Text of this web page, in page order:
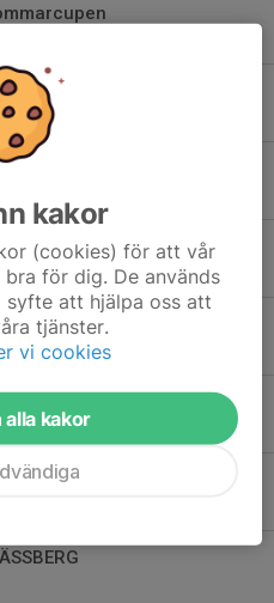
🌸🐸🍓
SM-guld
insatser
kakor
(cookies) för att vår
för dig. De används
syfte att hjälpa oss att
tjänster.
vi cookies
alla kakor